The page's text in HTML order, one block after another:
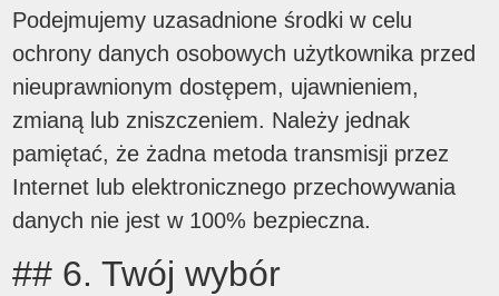
Podejmujemy uzasadnione środki w celu
ochrony danych osobowych użytkownika przed
nieuprawnionym dostępem, ujawnieniem,
zmianą lub zniszczeniem. Należy jednak
pamiętać, że żadna metoda transmisji przez
Internet lub elektronicznego przechowywania
danych nie jest w 100% bezpieczna.
## 6. Twój wybór